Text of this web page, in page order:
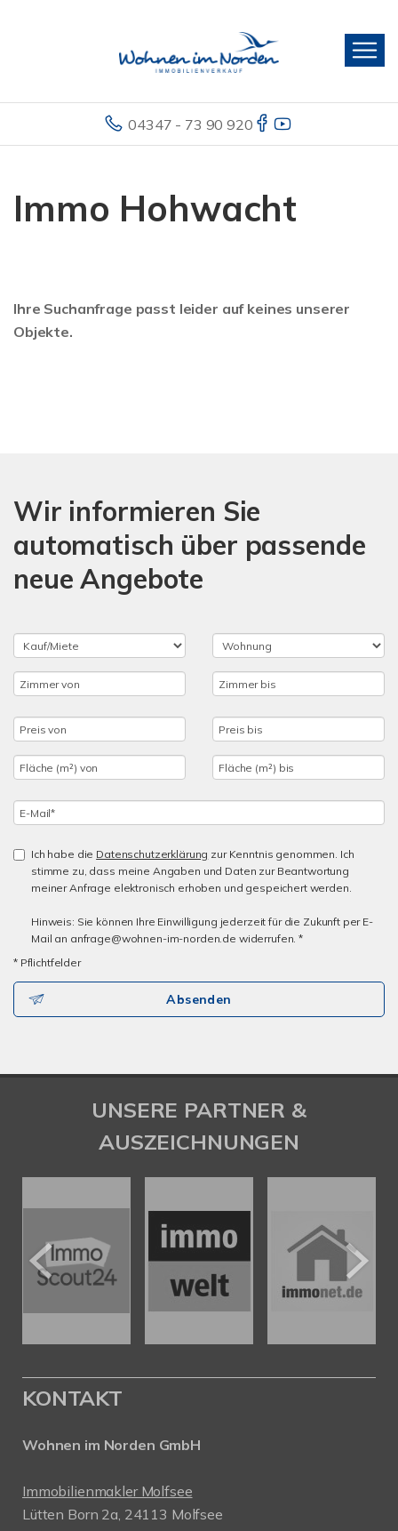
04347 - 73 90 920
Immo Hohwacht
Ihre Suchanfrage passt leider auf keines unserer
Objekte.
Wir informieren Sie
automatisch über passende
neue Angebote
Ich habe die Datenschutzerklärung zur Kenntnis genommen. Ich
stimme zu, dass meine Angaben und Daten zur Beantwortung
meiner Anfrage elektronisch erhoben und gespeichert werden.
Hinweis: Sie können Ihre Einwilligung jederzeit für die Zukunft per E-
Mail an anfrage@wohnen-im-norden.de widerrufen. *
* Pflichtfelder
Absenden
UNSERE PARTNER &
AUSZEICHNUNGEN
KONTAKT
Wohnen im Norden GmbH
Immobilienmakler Molfsee
Lütten Born 2a, 24113 Molfsee